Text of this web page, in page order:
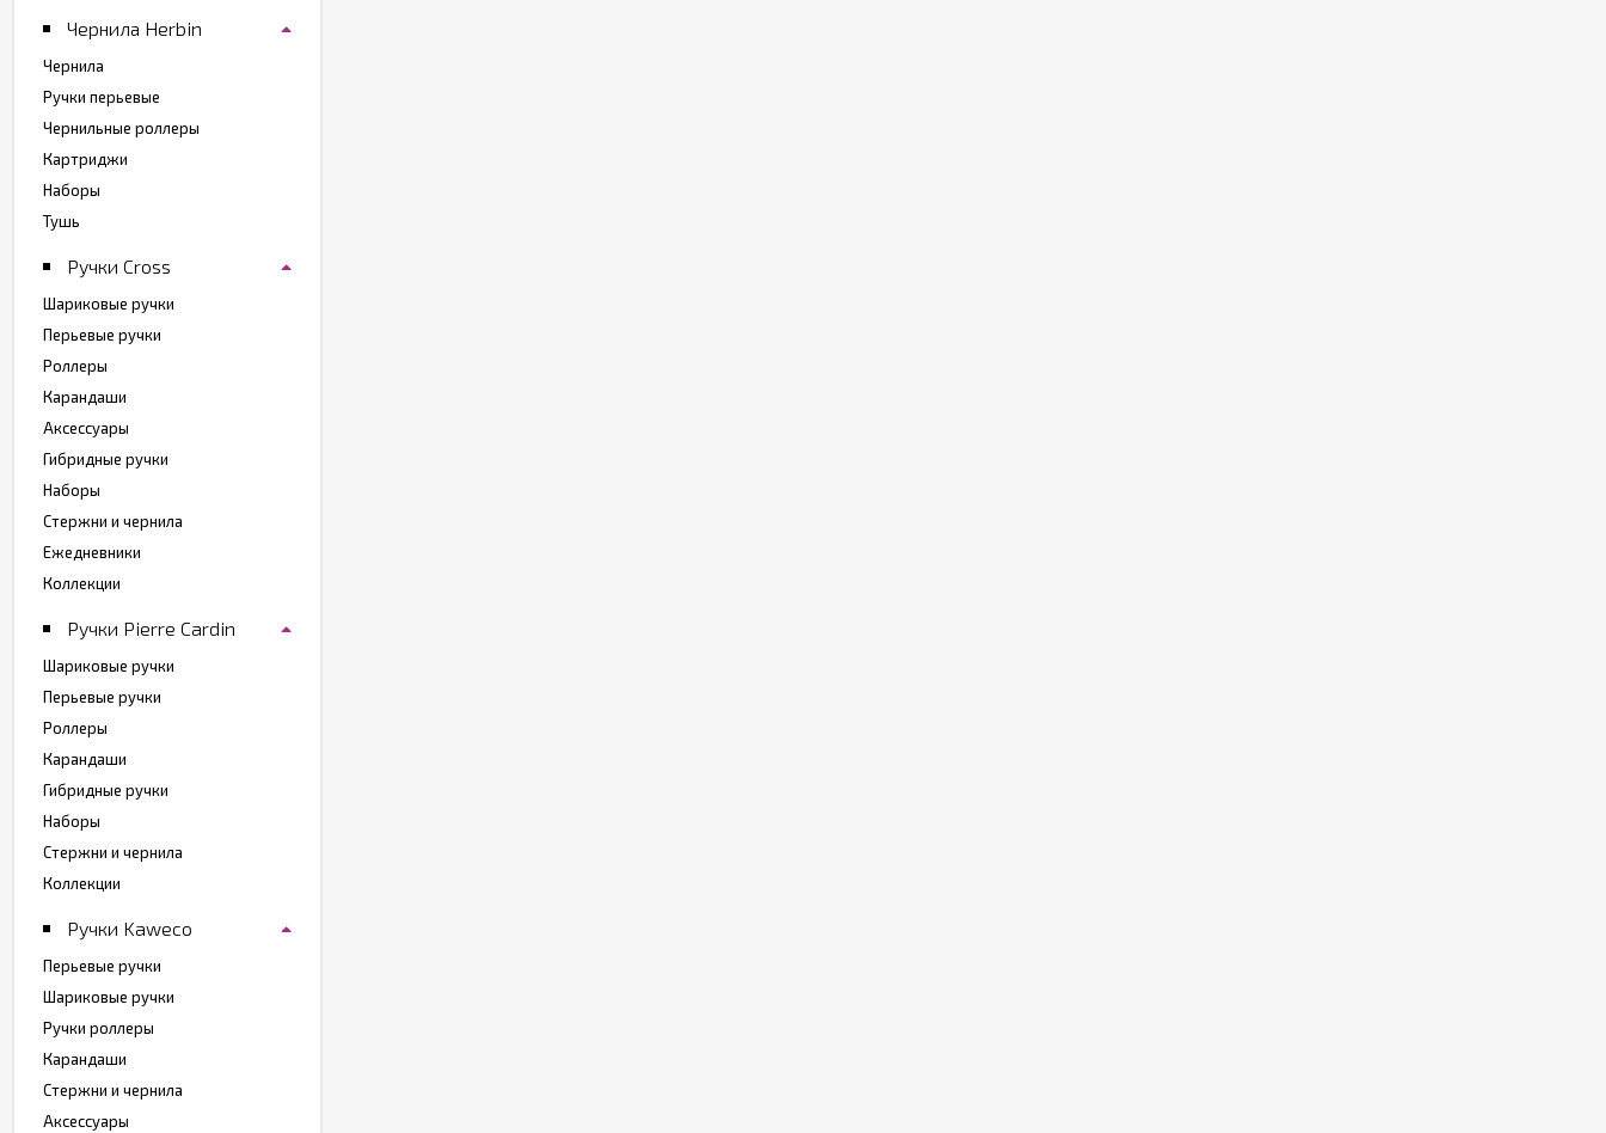
Чернила Herbin
Чернила
Ручки перьевые
Чернильные роллеры
Картриджи
Наборы
Тушь
Ручки Cross
Шариковые ручки
Перьевые ручки
Роллеры
Карандаши
Аксессуары
Гибридные ручки
Наборы
Стержни и чернила
Ежедневники
Коллекции
Ручки Pierre Cardin
Шариковые ручки
Перьевые ручки
Роллеры
Карандаши
Гибридные ручки
Наборы
Стержни и чернила
Коллекции
Ручки Kaweco
Перьевые ручки
Шариковые ручки
Ручки роллеры
Карандаши
Стержни и чернила
Аксессуары